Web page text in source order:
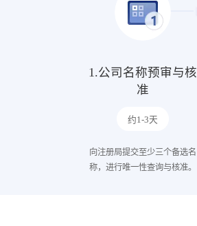
1.公司名称预审与核
准
约1-3天
向注册局提交至少三个备选名
称，进行唯一性查询与核准。